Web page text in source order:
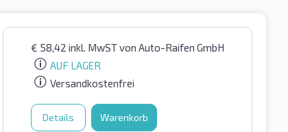
€ 58,42 inkl. MwSTvon Auto-Raifen GmbH
AUF LAGER
Versandkostenfrei
Details Warenkorb